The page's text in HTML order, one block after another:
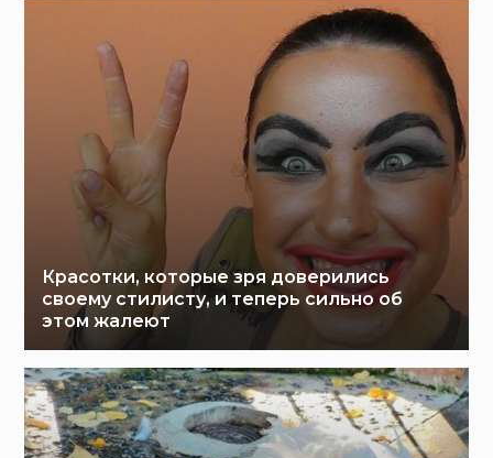
Красотки, которые зря доверились
своему стилисту, и теперь сильно об
этом жалеют